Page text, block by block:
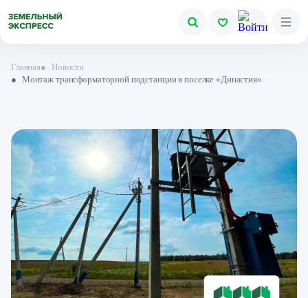
Главная●
Новости
● Монтаж трансформаторной подстанции в поселке «Династия»